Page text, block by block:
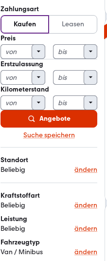
Zahlungsart
Kaufen
Leasen
Preis
Erstzulassung
Kilometerstand
Angebote
Suche speichern
Standort
Beliebig
ändern
Kraftstoffart
Beliebig
ändern
Leistung
Beliebig
ändern
Fahrzeugtyp
Van / Minibus
ändern